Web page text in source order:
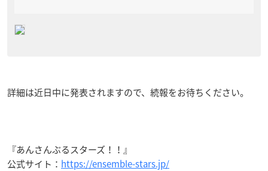
詳細は近日中に発表されますので、続報をお待ちください。
『あんさんぶるスターズ！！』
公式サイト： https://ensemble-stars.jp/